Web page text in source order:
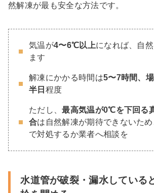
然解凍が最も安全な方法です。
気温が4〜6℃以上になれば、自
ます
解凍にかかる時間は5〜7時間、
半日 程度
ただし、最高気温が0℃を下回る
合は自然解凍が期待できないた
で対処するか業者へ相談を
水道管が破裂・漏水している